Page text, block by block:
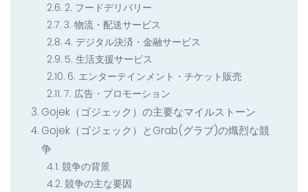
2. フードデリバリー
3. 物流・配送サービス
4. デジタル決済・金融サービス
5. 生活支援サービス
6. エンターテインメント・チケット販売
7. 広告・プロモーション
Gojek（ゴジェック）の主要なマイルストーン
Gojek（ゴジェック）とGrab(グラブ)の熾烈な競
争
競争の背景
競争の主な要因